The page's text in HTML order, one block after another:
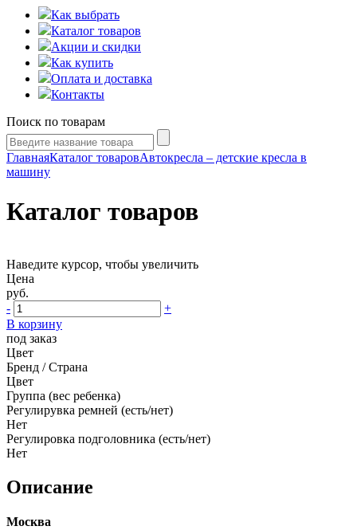
Как выбрать
Каталог товаров
Акции и скидки
Как купить
Оплата и доставка
Контакты
Поиск по товарам
ГлавнаяКаталог товаровАвтокресла – детские кресла в
машину
Каталог товаров
Наведите курсор, чтобы увеличить
Цена
руб.
-
+
В корзину
под заказ
Цвет
Бренд / Страна
Цвет
Группа (вес ребенка)
Регулирувка ремней (есть/нет)
Нет
Регулировка подголовника (есть/нет)
Нет
Описание
Москва